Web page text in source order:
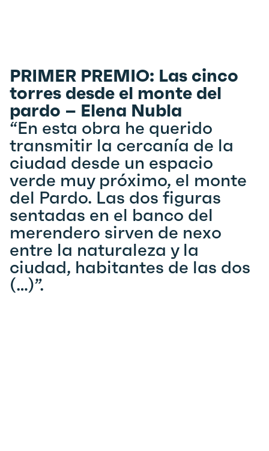
PRIMER PREMIO: Las cinco
torres desde el monte del
pardo – Elena Nubla
“En esta obra he querido
transmitir la cercanía de la
ciudad desde un espacio
verde muy próximo, el monte
del Pardo. Las dos figuras
sentadas en el banco del
merendero sirven de nexo
entre la naturaleza y la
ciudad, habitantes de las dos
(…)”.